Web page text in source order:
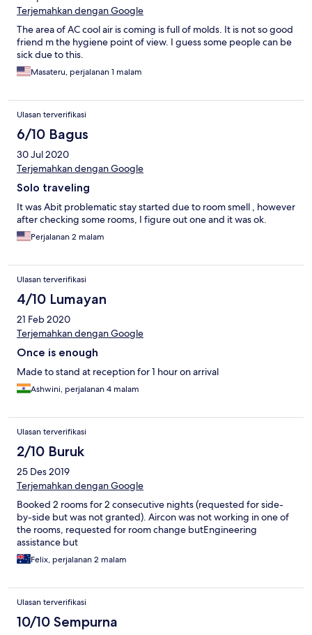
Terjemahkan dengan Google
The area of AC cool air is coming is full of molds. It is not so good
friend m the hygiene point of view. I guess some people can be
sick due to this.
Masateru, perjalanan 1 malam
Ulasan terverifikasi
6/10 Bagus
30 Jul 2020
Terjemahkan dengan Google
Solo traveling
It was Abit problematic stay started due to room smell , however
after checking some rooms, I figure out one and it was ok.
Perjalanan 2 malam
Ulasan terverifikasi
4/10 Lumayan
21 Feb 2020
Terjemahkan dengan Google
Once is enough
Made to stand at reception for 1 hour on arrival
Ashwini, perjalanan 4 malam
Ulasan terverifikasi
2/10 Buruk
25 Des 2019
Terjemahkan dengan Google
Booked 2 rooms for 2 consecutive nights (requested for side-
by-side but was not granted). Aircon was not working in one of
the rooms, requested for room change butEngineering
assistance but
Felix, perjalanan 2 malam
Ulasan terverifikasi
10/10 Sempurna